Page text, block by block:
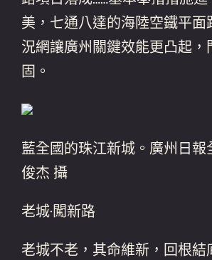
美，七通八達的海陸空鐵平面
況網讓廣州關鍵效能更凸起，
固。
藍全國的珠江新城。廣州日報
俊杰 攝
老城·闖新路
老城不老，其命維新，回根結